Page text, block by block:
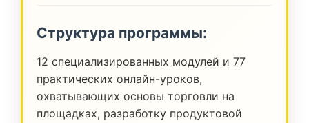
Структура программы:
12 специализированных модулей и 77
практических онлайн-уроков,
охватывающих основы торговли на
площадках, разработку продуктовой